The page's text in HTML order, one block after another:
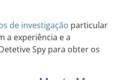
de investigação particular
a experiência e a
Spy para obter os